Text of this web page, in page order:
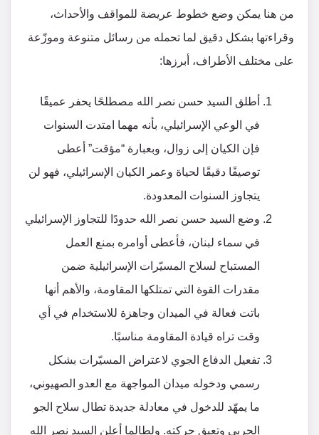
من هنا يمكن وضع خطوط عريضة للمواقف والأحداث،
وقراءتها بشكل دقيق لما تحمله من رسائل متنوعة وموزّعة
على مختلف الأطراف، أبرزها:
أطلق السيد حسن نصر الله مصطلحًا يحفر عميقًا
في الوعي الإسرائيلي، بأنه مهما امتدت السنوات
فإن الكيان إلى زوال، وبعبارة “مؤقت” أعطى
توصيفًا دقيقًا لحياة وعمر الكيان الإسرائيلي، فهو لن
يتجاوز السنوات المعدودة.
وضع السيد حسن نصر الله حدودًا للتجاوز الإسرائيلي
في سماء لبنان، فأعطى أوامره بمنع العمل
المستباح لسلاح المسيّرات الإسرائيلية ضمن
مقدرات القوة التي تمتلكها المقاومة، والأهم أنها
باتت فعالة في الميدان وجاهزة للاستخدام في أي
وقت تراه قيادة المقاومة مناسبًا.
تفعيل الدفاع الجوي لاعتراض المسيّرات بشكل
رسمي ودخوله ميدان المواجهة مع العدو الصهيوني،
ما يمهّد للدخول في معادلة جديدة تطال سلاح الجو
الحربي وتعيق حركته. ولطالما أعلن السيد نصر الله